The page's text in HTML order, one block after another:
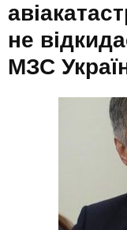
не
МЗС